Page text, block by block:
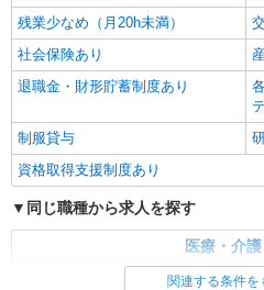
残業少なめ（月20h未満）
社会保険あり
退職金・財形貯蓄制度あり
制服貸与
資格取得支援制度あり
同じ職種から求人を探す
医療・介
関連する条件を